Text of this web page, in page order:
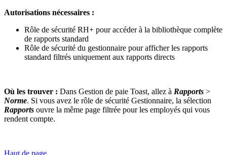
Autorisations nécessaires :
Rôle de sécurité RH+ pour accéder à la bibliothèque complète
de rapports standard
Rôle de sécurité du gestionnaire pour afficher les rapports
standard filtrés uniquement aux rapports directs
Où les trouver : Dans Gestion de paie Toast, allez à Rapports >
Norme. Si vous avez le rôle de sécurité Gestionnaire, la sélection
Rapports ouvre la même page filtrée pour les employés qui vous
rendent compte.